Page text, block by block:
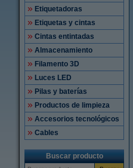
Etiquetadoras
Etiquetas y cintas
Cintas entintadas
Almacenamiento
Filamento 3D
Luces LED
Pilas y baterías
Productos de limpieza
Accesorios tecnológicos
Cables
Buscar producto